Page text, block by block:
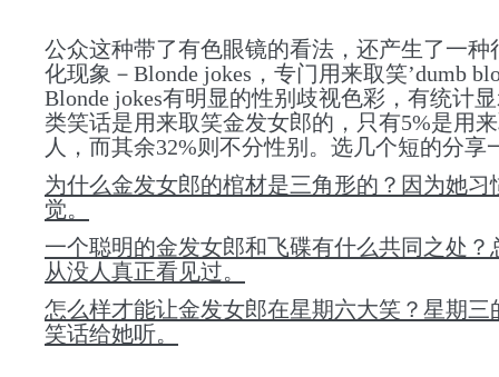
公众这种带了有色眼镜的看法，还产生了一种
化现象－ Blonde jokes ，专门用来取笑’dumb
Blonde jokes有明显的性别歧视色彩，有统计
类笑话是用来取笑金发女郎的，只有5%是用
人 ，而其余32%则不分性别。选几个短的分享
为什么金发女郎的棺材是三角形的？因为她习
觉。
一个聪明的金发女郎和飞碟有什么共同之处？
从没人真正看见过。
怎么样才能让金发女郎在星期六大笑？星期三
笑话给她听。